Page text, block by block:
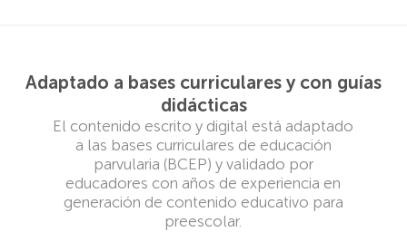
Adaptado a bases curriculares y con guías
didácticas
El contenido escrito y digital está adaptado
a las bases curriculares de educación
parvularia (BCEP) y validado por
educadores con años de experiencia en
generación de contenido educativo para
preescolar.